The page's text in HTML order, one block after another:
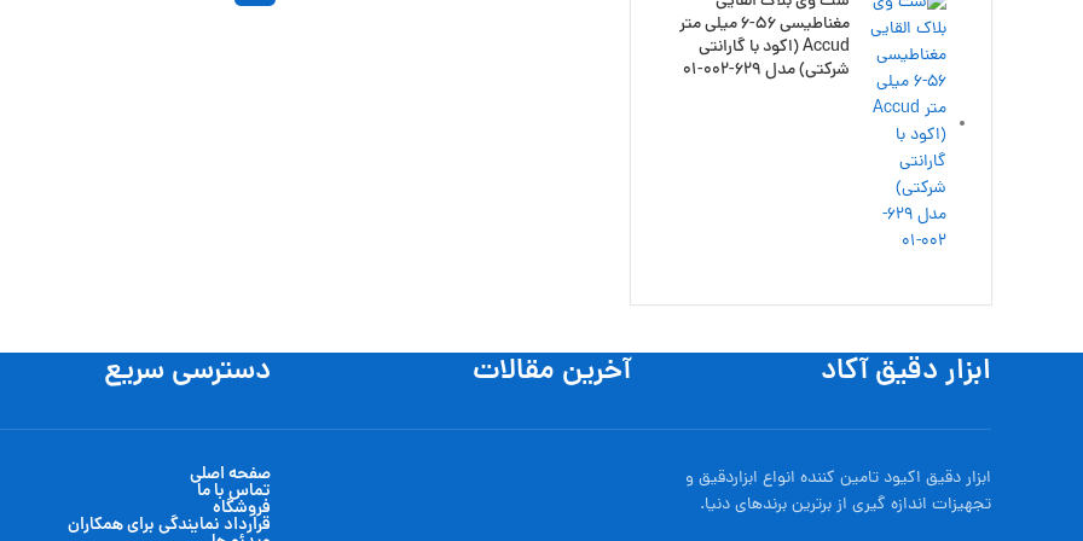
مغناطیسی 56-6 میلی متر
Accud (اکود با گارانتی
شرکتی) مدل 629-002-01
ابزار دقیق آکاد
ابزار دقیق اکیود تامین کننده انواع ابزاردقيق و
تجهيزات اندازه گیری از برترین برندهای دنیا.
آخرین مقالات دسترسی سریع
صفحه اصلی
تماس با ما
فروشگاه
قرارداد نمایندگی برای همکاران